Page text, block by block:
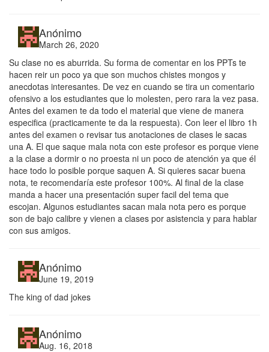
Anónimo
March 26, 2020
Su clase no es aburrida. Su forma de comentar en los PPTs te
hacen reir un poco ya que son muchos chistes mongos y
anecdotas interesantes. De vez en cuando se tira un comentario
ofensivo a los estudiantes que lo molesten, pero rara la vez pasa.
Antes del examen te da todo el material que viene de manera
especifica (practicamente te da la respuesta). Con leer el libro 1h
antes del examen o revisar tus anotaciones de clases le sacas
una A. El que saque mala nota con este profesor es porque viene
a la clase a dormir o no proesta ni un poco de atención ya que él
hace todo lo posible porque saquen A. Si quieres sacar buena
nota, te recomendaría este profesor 100%. Al final de la clase
manda a hacer una presentación super facil del tema que
escojan. Algunos estudiantes sacan mala nota pero es porque
son de bajo calibre y vienen a clases por asistencia y para hablar
con sus amigos.
Anónimo
June 19, 2019
The king of dad jokes
Anónimo
Aug. 16, 2018